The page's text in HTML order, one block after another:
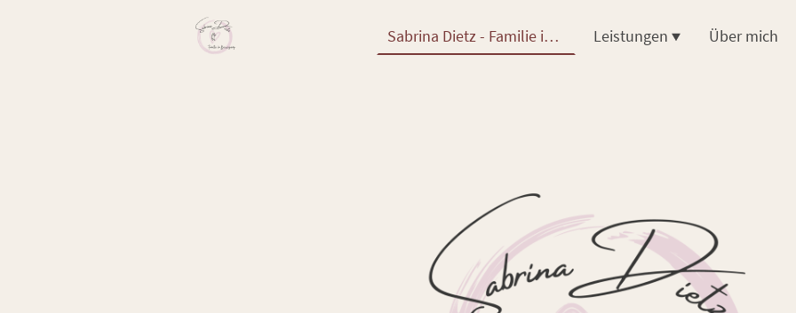
Sabrina Dietz - Familie in Bewegung Leistungen Über mich